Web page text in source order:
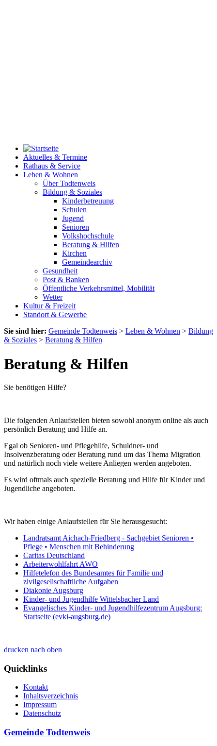
Aktuelles & Termine
Rathaus & Service
Leben & Wohnen
Über Todtenweis
Bildung & Soziales
Kinderbetreuung
Schulen
Jugend
Senioren
Volkshochschule
Beratung & Hilfen
Kirchen
Gemeindearchiv
Gesundheit
Post & Banken
Öffentliche Verkehrsmittel, Mobilität
Wetter
Kultur & Freizeit
Standort & Gewerbe
Sie sind hier: Gemeinde Todtenweis > Leben & Wohnen > Bildung
& Soziales > Beratung & Hilfen
Beratung & Hilfen
Sie benötigen Hilfe?
Die folgenden Anlaufstellen bieten sowohl anonym online als auch
persönlich Beratung und Hilfe an.
Egal ob Senioren- und Pflegehilfe, Schuldner- und
Insolvenzberatung oder Beratung rund um das Thema Migration
und natürlich noch viele weitere Anliegen werden angeboten.
Es wird oftmals auch spezielle Beratung und Hilfe für Kinder und
Jugendliche angeboten.
Wir haben einige Anlaufstellen für Sie herausgesucht:
Landratsamt Aichach-Friedberg - Sachgebiet Senioren •
Pflege • Menschen mit Behinderung
Caritas Deutschland
Arbeiterwohlfahrt AWO
Hilfetelefon des Bundesamtes für Familie und
zivilgesellschaftliche Aufgaben
Diakonie Augsburg
Kinder- und Jugendhilfe Wittelsbacher Land
Evangelisches Kinder- und Jugendhilfezentrum Augsburg:
Startseite (evki-augsburg.de)
drucken nach oben
Quicklinks
Kontakt
Inhaltsverzeichnis
Impressum
Datenschutz
Gemeinde Todtenweis